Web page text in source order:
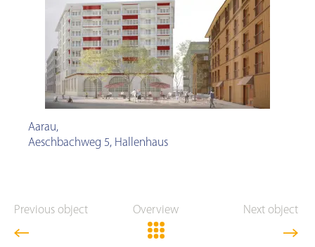
Aarau,
Aeschbachweg 5, Hallenhaus
Previous object Overview Next object